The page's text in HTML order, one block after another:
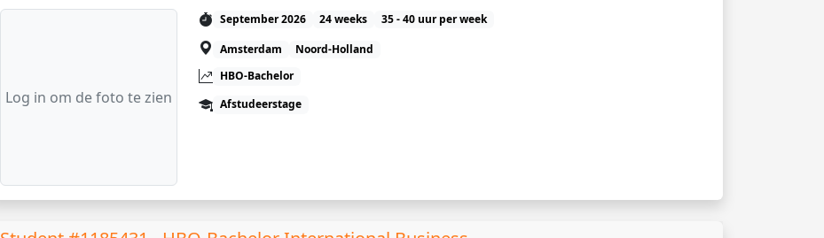
Log in om de foto te zien
September 2026 24 weeks
35 - 40 uur per week
Amsterdam
Noord-Holland
HBO-Bachelor
Afstudeerstage